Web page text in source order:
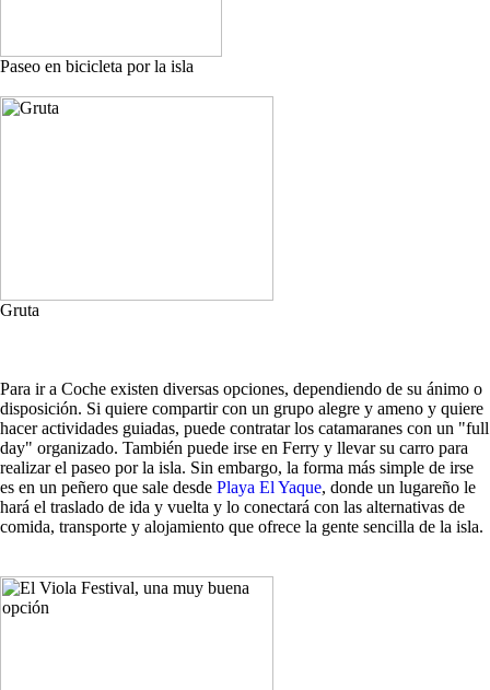
Paseo en bicicleta por la isla
Gruta
Para ir a Coche existen diversas opciones, dependiendo de su ánimo o
disposición. Si quiere compartir con un grupo alegre y ameno y quiere
hacer actividades guiadas, puede contratar los catamaranes con un "full
day" organizado. También puede irse en Ferry y llevar su carro para
realizar el paseo por la isla. Sin embargo, la forma más simple de irse
es en un peñero que sale desde Playa El Yaque, donde un lugareño le
hará el traslado de ida y vuelta y lo conectará con las alternativas de
comida, transporte y alojamiento que ofrece la gente sencilla de la isla.